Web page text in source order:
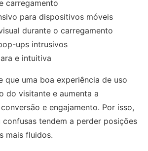
carregamento
para dispositivos móveis
durante o carregamento
ups intrusivos
e intuitiva
que uma boa experiência de uso
do visitante e aumenta a
e engajamento. Por isso,
confusas tendem a perder posições
mais fluidos.